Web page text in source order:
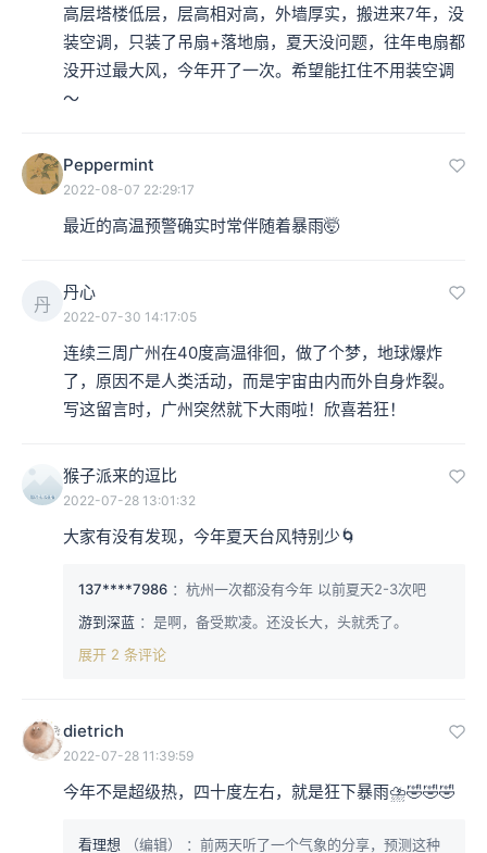
高层塔楼低层，层高相对高，外墙厚实，搬进来7年，没
装空调，只装了吊扇+落地扇，夏天没问题，往年电扇都
没开过最大风，今年开了一次。希望能扛住不用装空调
～
Peppermint
2022-08-07 22:29:17
最近的高温预警确实时常伴随着暴雨🤯
丹
丹心
2022-07-30 14:17:05
连续三周广州在40度高温徘徊，做了个梦，地球爆炸
了，原因不是人类活动，而是宇宙由内而外自身炸裂。
写这留言时，广州突然就下大雨啦！欣喜若狂！
猴子派来的逗比
2022-07-28 13:01:32
大家有没有发现，今年夏天台风特别少🌀
137****7986 ：杭州一次都没有今年 以前夏天2-3次吧
游到深蓝 ：是啊，备受欺凌。还没长大，头就秃了。
展开 2 条评论
dietrich
2022-07-28 11:39:59
今年不是超级热，四十度左右，就是狂下暴雨⛈🤣🤣🤣
看理想 （编辑） ：前两天听了一个气象的分享，预测这种